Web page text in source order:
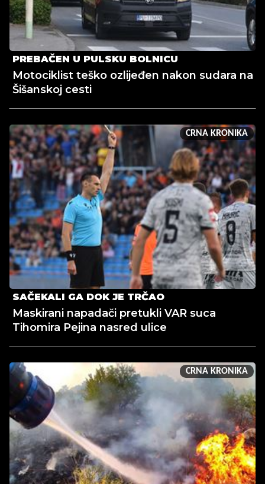
PREBAČEN U PULSKU BOLNICU
Motociklist teško ozlijeđen nakon sudara na
Šišanskoj cesti
CRNA KRONIKA
SAČEKALI GA DOK JE TRČAO
Maskirani napadači pretukli VAR suca
Tihomira Pejina nasred ulice
CRNA KRONIKA